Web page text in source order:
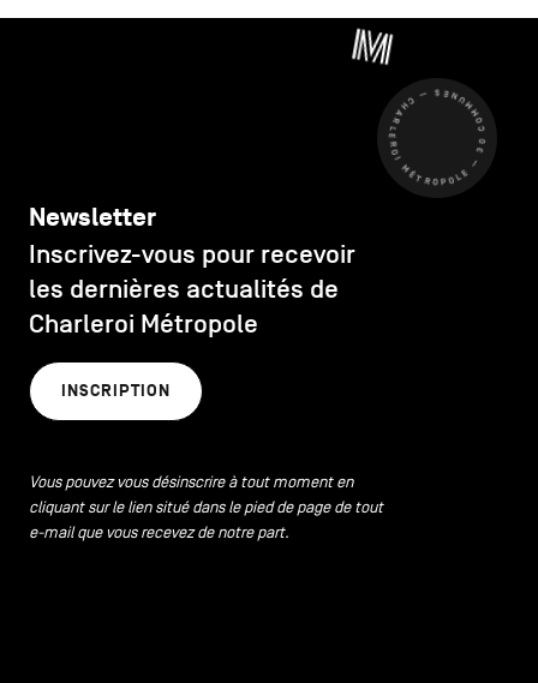
CHARLEROI MÉTROPOLE — 30 COMMUNES —
Newsletter
Inscrivez-vous pour recevoir
les dernières actualités de
Charleroi Métropole
INSCRIPTION
Vous pouvez vous désinscrire à tout moment en
cliquant sur le lien situé dans le pied de page de tout
e-mail que vous recevez de notre part.